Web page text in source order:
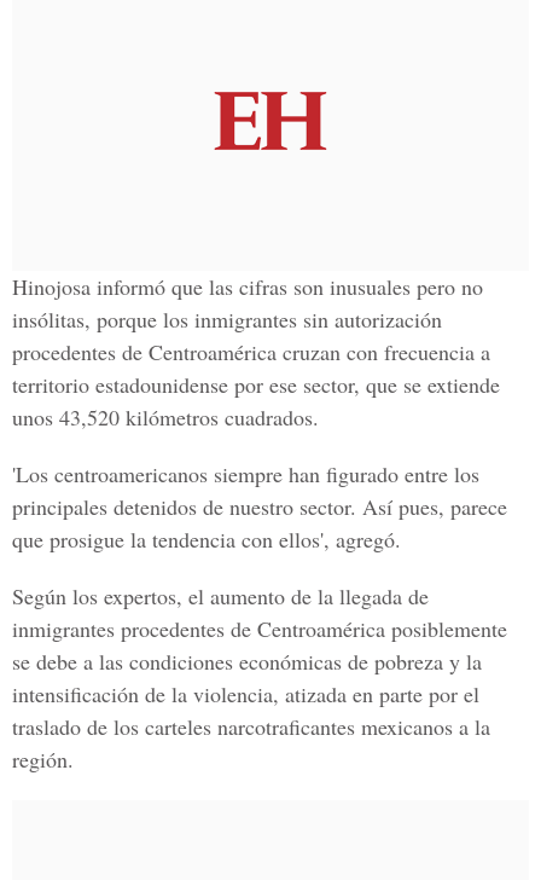
Hinojosa informó que las cifras son inusuales pero no
insólitas, porque los inmigrantes sin autorización
procedentes de Centroamérica cruzan con frecuencia a
territorio estadounidense por ese sector, que se extiende
unos 43,520 kilómetros cuadrados.
'Los centroamericanos siempre han figurado entre los
principales detenidos de nuestro sector. Así pues, parece
que prosigue la tendencia con ellos', agregó.
Según los expertos, el aumento de la llegada de
inmigrantes procedentes de Centroamérica posiblemente
se debe a las condiciones económicas de pobreza y la
intensificación de la violencia, atizada en parte por el
traslado de los carteles narcotraficantes mexicanos a la
región.